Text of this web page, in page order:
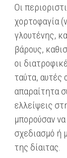
Οι
χορτοφαγία
γλουτένης,
βάρους,
οι
ταύτα, αυτές
απαραίτητα
ελλείψεις
μπορούσαν
σχεδιασμό ή
της δίαιτας.